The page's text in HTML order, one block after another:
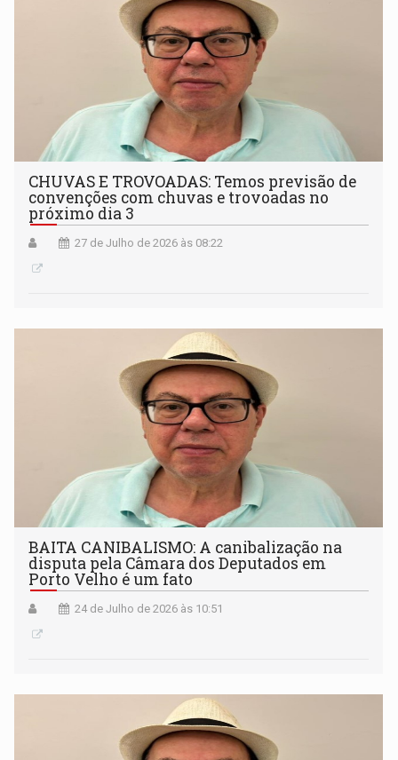
CHUVAS E TROVOADAS: Temos previsão de
convenções com chuvas e trovoadas no
próximo dia 3
27 de Julho de 2026 às 08:22
BAITA CANIBALISMO: A canibalização na
disputa pela Câmara dos Deputados em
Porto Velho é um fato
24 de Julho de 2026 às 10:51